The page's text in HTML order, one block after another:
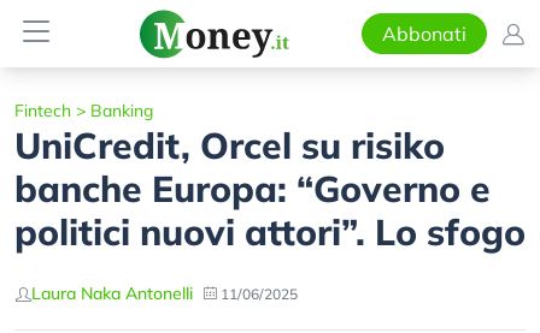
Abbonati
Fintech > Banking
UniCredit, Orcel su risiko
banche Europa: “Governo e
politici nuovi attori”. Lo sfogo
Laura Naka Antonelli 11/06/2025